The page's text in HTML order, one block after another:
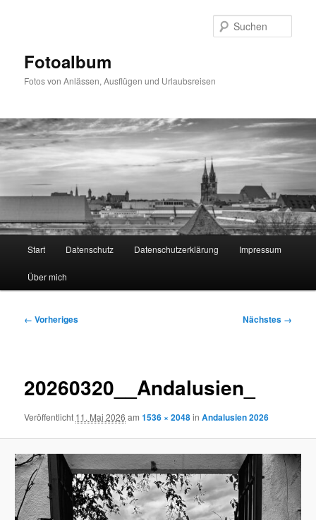
Fotoalbum
Fotos von Anlässen, Ausflügen und Urlaubsreisen
Start Datenschutz Datenschutzerklärung Impressum
Über mich
Bilder-
← Vorheriges Nächstes →
20260320__Andalusien_
Veröffentlicht 11. Mai 2026 am1536 × 2048inAndalusien 2026